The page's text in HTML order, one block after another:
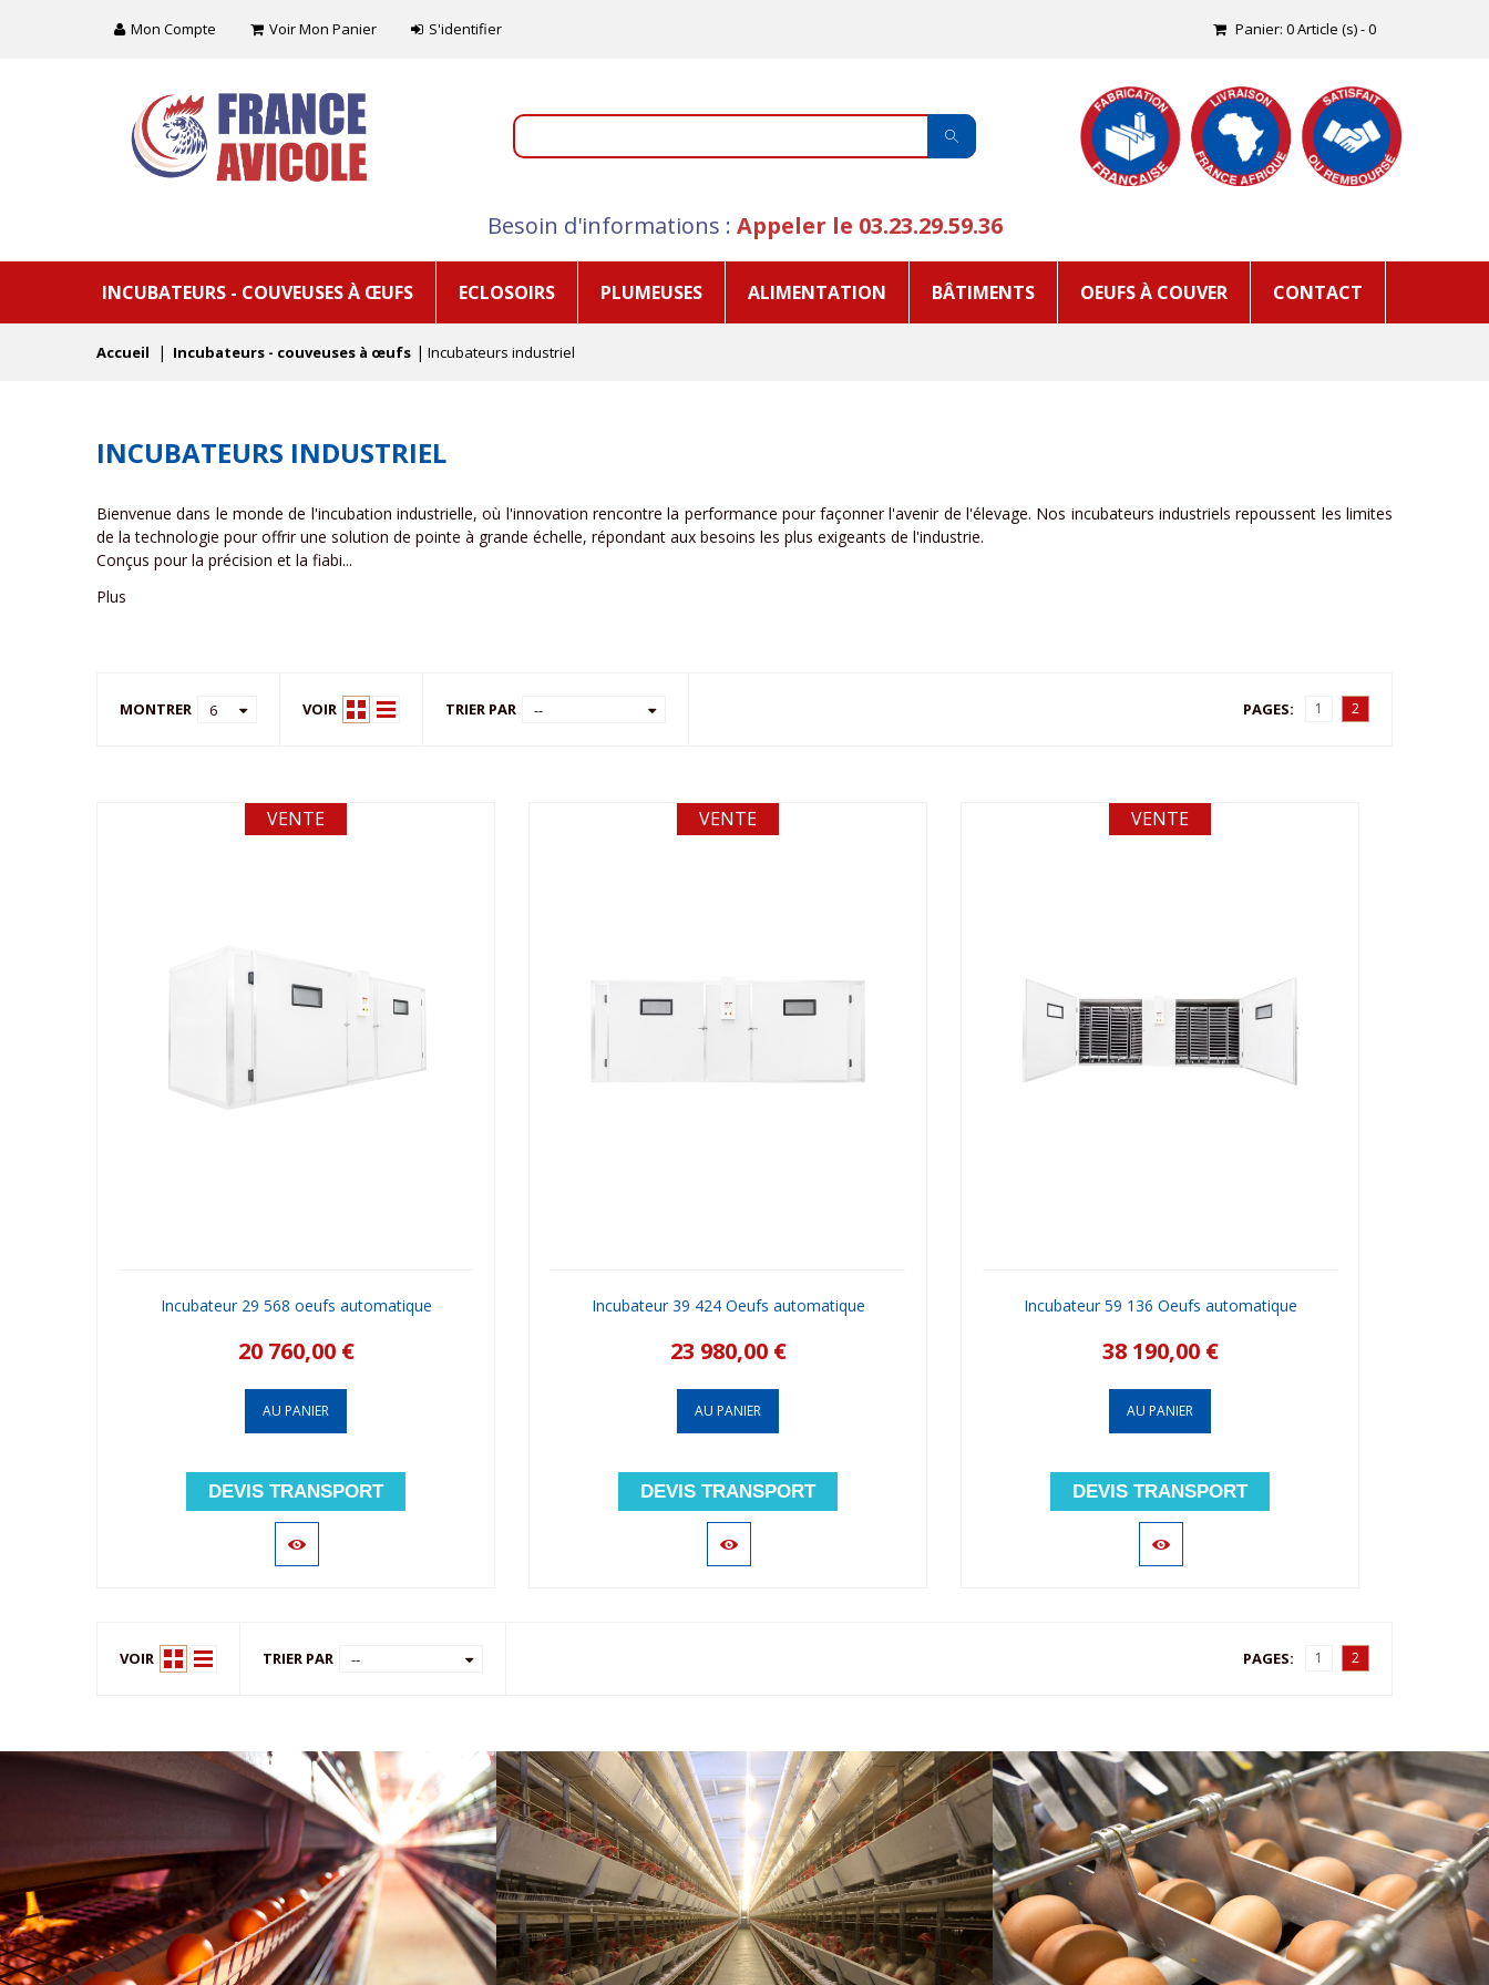
Mon Compte Voir Mon Panier S'identifier Panier: 0Article (s)-0
Besoin d'informations : Appeler le 03.23.29.59.36
INCUBATEURS - COUVEUSES À ŒUFS ECLOSOIRS PLUMEUSES ALIMENTATION BÂTIMENTS OEUFS À COUVER CONTACT
Accueil Incubateurs - couveuses à œufs Incubateurs industriel
INCUBATEURS INDUSTRIEL
Bienvenue dans le monde de l'incubation industrielle, où l'innovation rencontre la performance pour façonner l'avenir de l'élevage. Nos incubateurs industriels repoussent les limites
de la technologie pour offrir une solution de pointe à grande échelle, répondant aux besoins les plus exigeants de l'industrie.
Conçus pour la précision et la fiabi...
Plus
MONTRER 6 VOIR TRIER PAR -- PAGES: 1 2
VENTE
Incubateur 29 568 oeufs automatique
20 760,00 €
AU PANIER
DEVIS TRANSPORT
VENTE
Incubateur 39 424 Oeufs automatique
23 980,00 €
AU PANIER
DEVIS TRANSPORT
VENTE
Incubateur 59 136 Oeufs automatique
38 190,00 €
AU PANIER
DEVIS TRANSPORT
VOIR TRIER PAR -- PAGES: 1 2